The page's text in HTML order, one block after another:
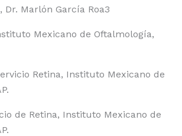
, Dr. Marlón García Roa3
Mexicano de Oftalmología,
Retina, Instituto Mexicano de
de Retina, Instituto Mexicano de